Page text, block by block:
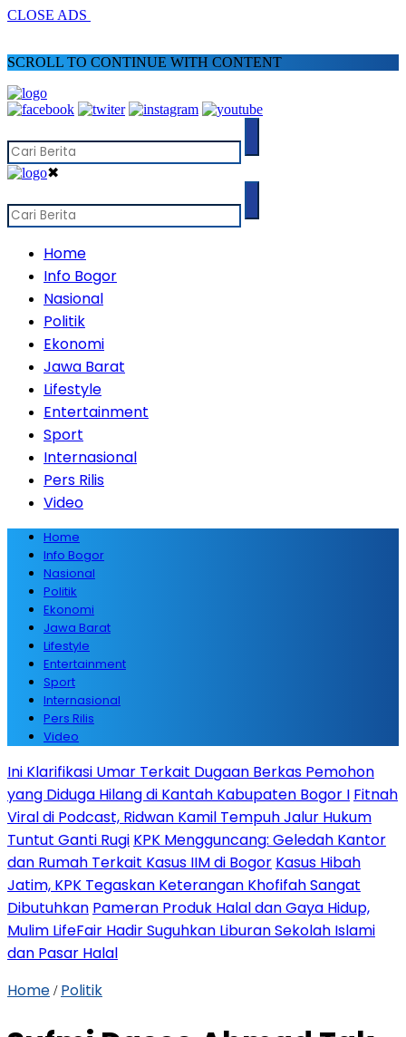
CLOSE ADS
SCROLL TO CONTINUE WITH CONTENT
✖
Home
Info Bogor
Nasional
Politik
Ekonomi
Jawa Barat
Lifestyle
Entertainment
Sport
Internasional
Pers Rilis
Video
Home
Info Bogor
Nasional
Politik
Ekonomi
Jawa Barat
Lifestyle
Entertainment
Sport
Internasional
Pers Rilis
Video
Ini Klarifikasi Umar Terkait Dugaan Berkas Pemohon
yang Diduga Hilang di Kantah Kabupaten Bogor I Fitnah
Viral di Podcast, Ridwan Kamil Tempuh Jalur Hukum
Tuntut Ganti Rugi KPK Mengguncang: Geledah Kantor
dan Rumah Terkait Kasus IIM di Bogor Kasus Hibah
Jatim, KPK Tegaskan Keterangan Khofifah Sangat
Dibutuhkan Pameran Produk Halal dan Gaya Hidup,
Mulim LifeFair Hadir Suguhkan Liburan Sekolah Islami
dan Pasar Halal
Home / Politik